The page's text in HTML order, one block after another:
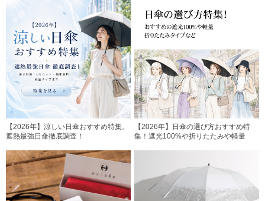
【2026年】涼しい日傘おすすめ特集。
遮熱最強日傘徹底調査！
【2026年】日傘の選び方おすすめ特
集！遮光100%や折りたたみや軽量